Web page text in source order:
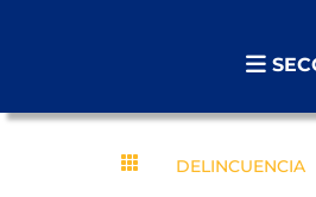
 DELINCUENCIA